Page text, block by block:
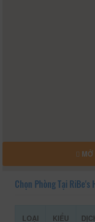
Chọn Phòng Tại RiBe's
LOẠI
KIỂU